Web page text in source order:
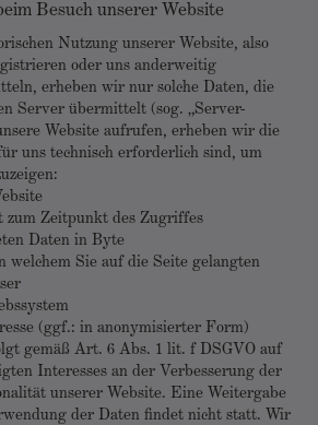
Besuch unserer Website
Nutzung unserer Website, also
oder uns anderweitig
erheben wir nur solche Daten, die
Server übermittelt (sog. „Server-
Website aufrufen, erheben wir die
uns technisch erforderlich sind, um
zum Zeitpunkt des Zugriffes
Daten in Byte
welchem Sie auf die Seite gelangten
(ggf.: in anonymisierter Form)
gemäß Art. 6 Abs. 1 lit. f DSGVO auf
Interesses an der Verbesserung der
unserer Website. Eine Weitergabe
der Daten findet nicht statt. Wir